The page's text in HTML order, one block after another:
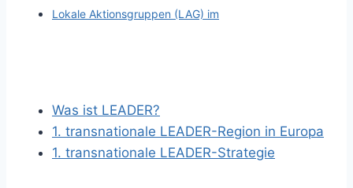
Lokale Aktionsgruppen (LAG) im
Was ist LEADER?
1. transnationale LEADER-Region in Europa
1. transnationale LEADER-Strategie